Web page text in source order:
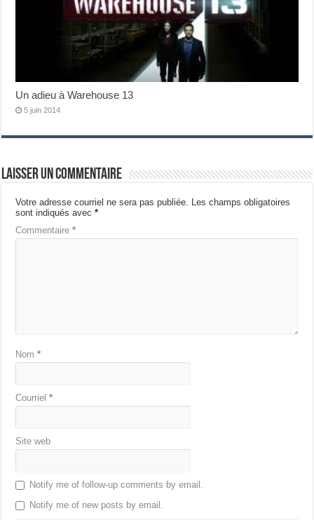
Un adieu à Warehouse 13
5 juin 2014
Laisser un commentaire
Votre adresse courriel ne sera pas publiée.
Les champs obligatoires
sont indiqués avec*
Commentaire*
Nom*
Courriel*
Site web
Notify me of follow-up comments by email.
Notify me of new posts by email.